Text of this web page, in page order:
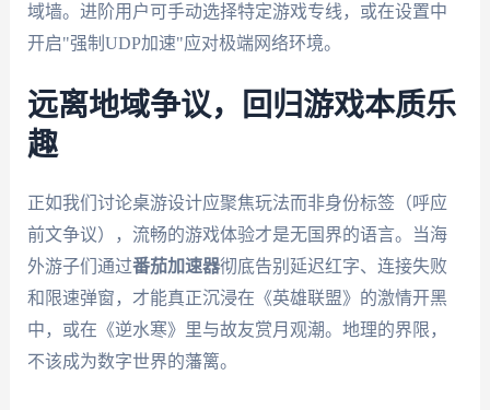
域墙。进阶用户可手动选择特定游戏专线，或在设置中
开启"强制UDP加速"应对极端网络环境。
远离地域争议，回归游戏本质乐
趣
正如我们讨论桌游设计应聚焦玩法而非身份标签（呼应
前文争议），流畅的游戏体验才是无国界的语言。当海
外游子们通过番茄加速器彻底告别延迟红字、连接失败
和限速弹窗，才能真正沉浸在《英雄联盟》的激情开黑
中，或在《逆水寒》里与故友赏月观潮。地理的界限，
不该成为数字世界的藩篱。